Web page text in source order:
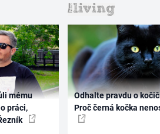
mému
práci,
Odhalte pravdu o
Proč černá kočka